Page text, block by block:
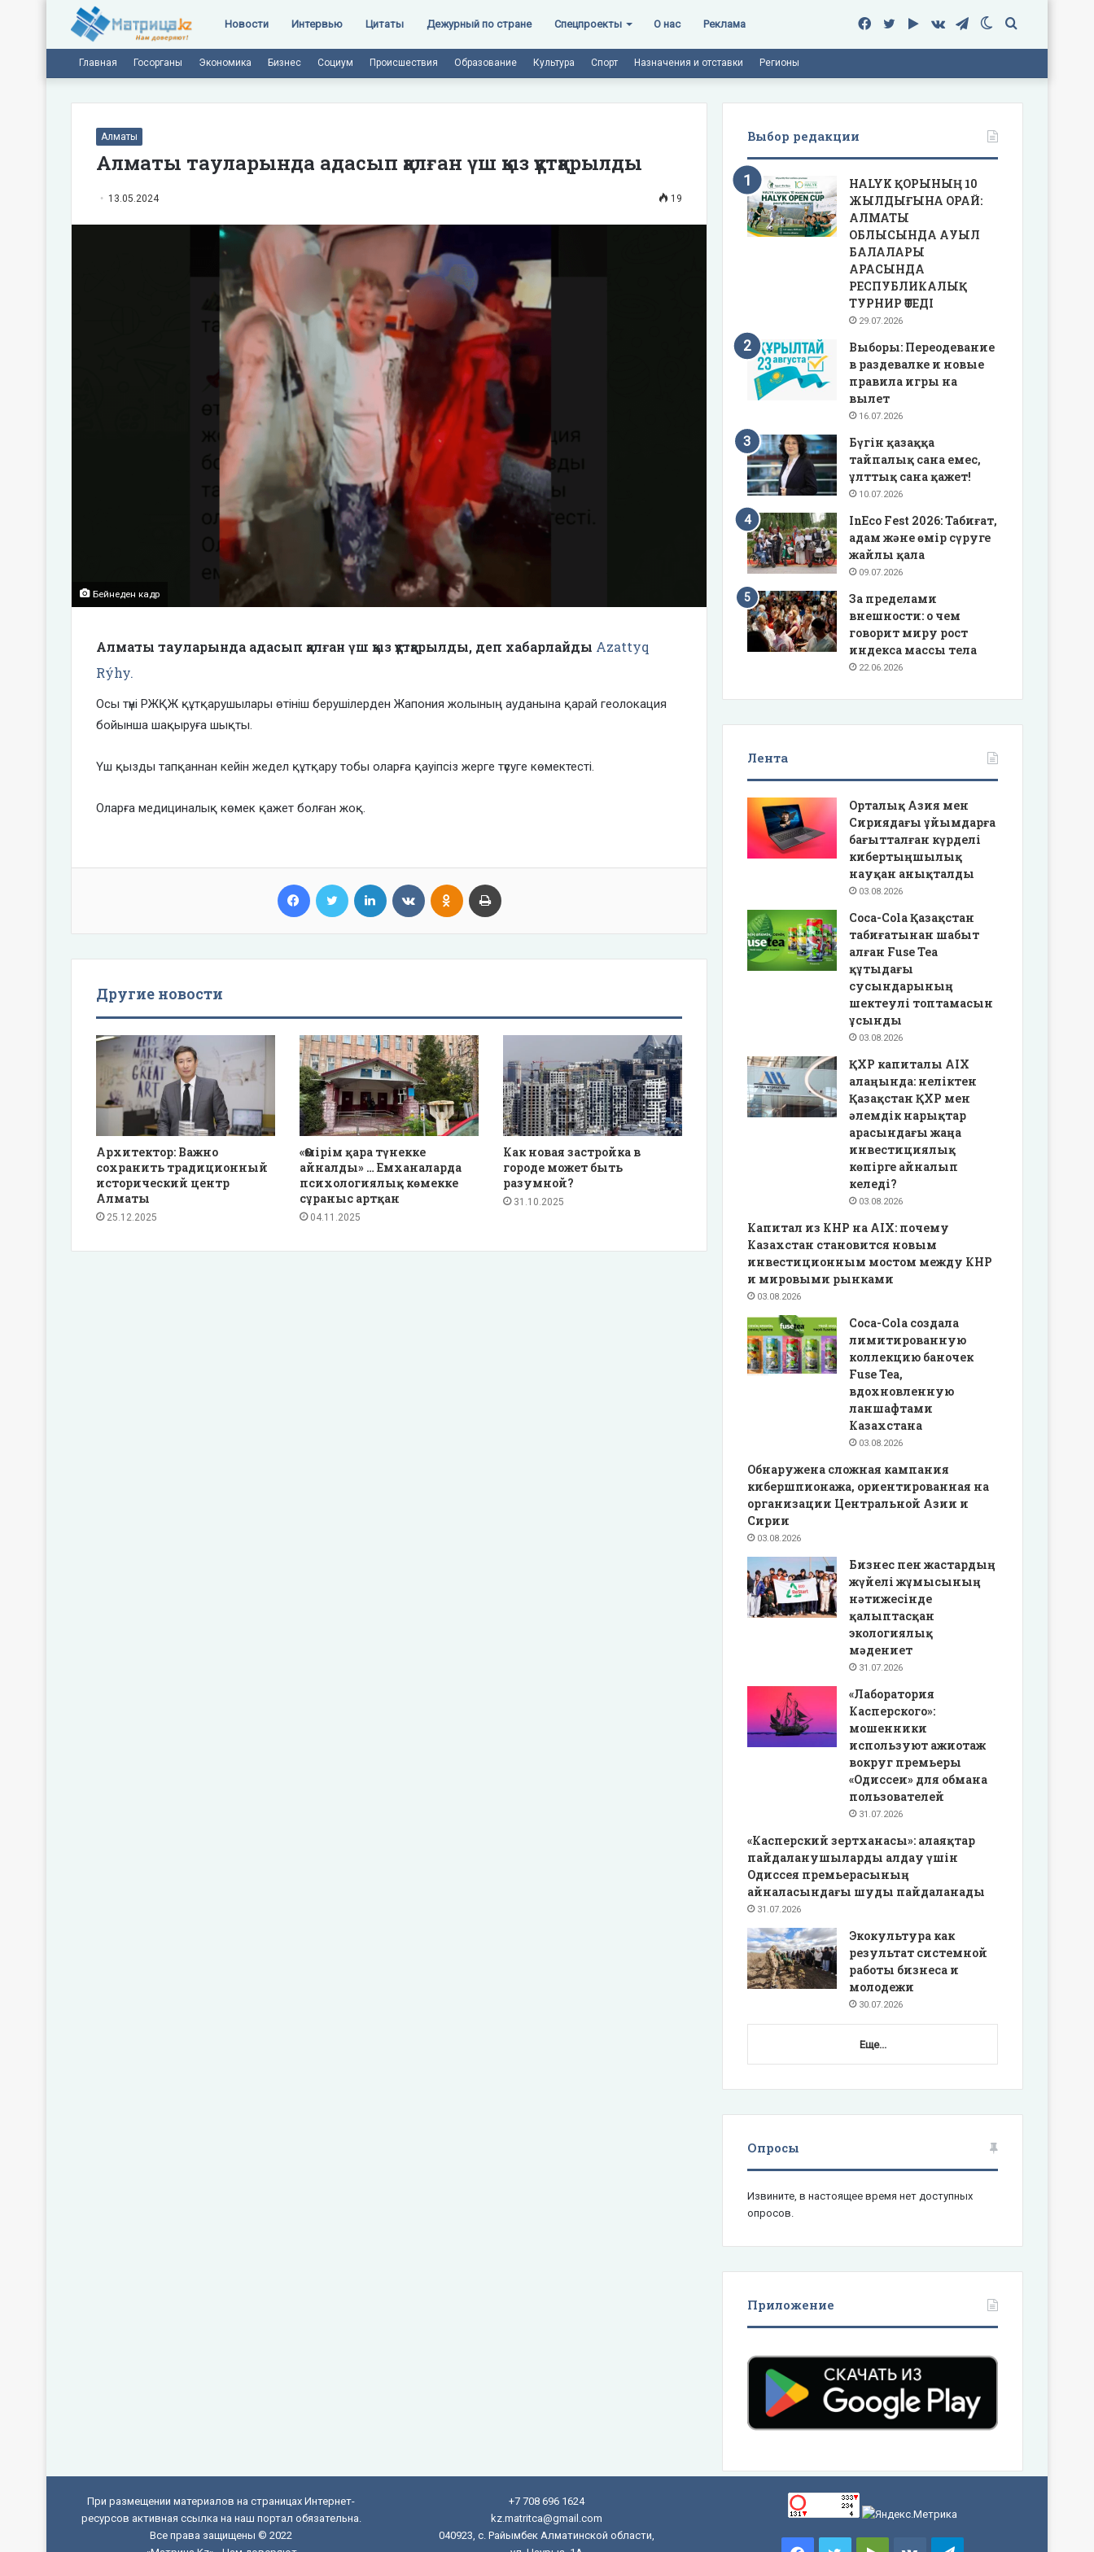
Новости Интервью Цитаты Дежурный по стране Спецпроекты О нас Реклама Поиск
Switch
Telegram
vk.com
Google
Twitter
Facebook
Главная Госорганы Экономика Бизнес Социум Происшествия Образование Культура Спорт Назначения и отставки Регионы
Алматы
Алматы тауларында адасып қалған үш қыз құтқарылды
13.05.2024 19
Бейнеден кадр
Алматы тауларында адасып қалған үш қыз құтқарылды, деп хабарлайды Azattyq
Rýhy.
Осы түні РЖҚЖ құтқарушылары өтініш берушілерден Жапония жолының ауданына қарай геолокация
бойынша шақыруға шықты.
Үш қызды тапқаннан кейін жедел құтқару тобы оларға қауіпсіз жерге түсуге көмектесті.
Оларға медициналық көмек қажет болған жоқ.
Facebook Twitter LinkedIn VKontakteOdnoklassniki
Другие новости
Архитектор: Важно
сохранить традиционный
исторический центр
Алматы
25.12.2025
«Өмірім қара түнекке
айналды» … Емханаларда
психологиялық көмекке
сұраныс артқан
04.11.2025
Как новая застройка в
городе может быть
разумной?
31.10.2025
Выбор редакции
HALYK ҚОРЫНЫҢ 10
ЖЫЛДЫҒЫНА ОРАЙ:
АЛМАТЫ
ОБЛЫСЫНДА АУЫЛ
БАЛАЛАРЫ
АРАСЫНДА
РЕСПУБЛИКАЛЫҚ
ТУРНИР ӨТЕДІ
29.07.2026
Выборы: Переодевание
в раздевалке и новые
правила игры на
вылет
16.07.2026
Бүгін қазаққа
тайпалық сана емес,
ұлттық сана қажет!
10.07.2026
InEco Fest 2026: Табиғат,
адам және өмір сүруге
жайлы қала
09.07.2026
За пределами
внешности: о чем
говорит миру рост
индекса массы тела
22.06.2026
Лента
Орталық Азия мен
Сириядағы ұйымдарға
бағытталған күрделі
кибертыңшылық
науқан анықталды
03.08.2026
Coca-Cola Қазақстан
табиғатынан шабыт
алған Fuse Tea
құтыдағы
сусындарының
шектеулі топтамасын
ұсынды
03.08.2026
ҚХР капиталы AIX
алаңында: неліктен
Қазақстан ҚХР мен
әлемдік нарықтар
арасындағы жаңа
инвестициялық
көпірге айналып
келеді?
03.08.2026
Капитал из КНР на AIX: почему
Казахстан становится новым
инвестиционным мостом между КНР
и мировыми рынками
03.08.2026
Coca-Cola создала
лимитированную
коллекцию баночек
Fuse Tea,
вдохновленную
ланшафтами
Казахстана
03.08.2026
Обнаружена сложная кампания
кибершпионажа, ориентированная на
организации Центральной Азии и
Сирии
03.08.2026
Бизнес пен жастардың
жүйелі жұмысының
нәтижесінде
қалыптасқан
экологиялық
мәдениет
31.07.2026
«Лаборатория
Касперского»:
мошенники
используют ажиотаж
вокруг премьеры
«Одиссеи» для обмана
пользователей
31.07.2026
«Касперский зертханасы»: алаяқтар
пайдаланушыларды алдау үшін
Одиссея премьерасының
айналасындағы шуды пайдаланады
31.07.2026
Экокультура как
результат системной
работы бизнеса и
молодежи
30.07.2026
Еще...
Опросы
Извините, в настоящее время нет доступных
опросов.
Приложение
При размещении материалов на страницах Интернет-
ресурсов активная ссылка на наш портал обязательна.
Все права защищены © 2022
+7 708 696 1624
kz.matritca@gmail.com
040923, с. Райымбек Алматинской области,